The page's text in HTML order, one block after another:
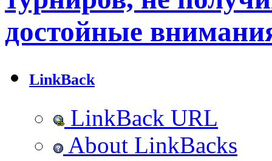
достойные
LinkBack
LinkBack URL
About LinkBacks